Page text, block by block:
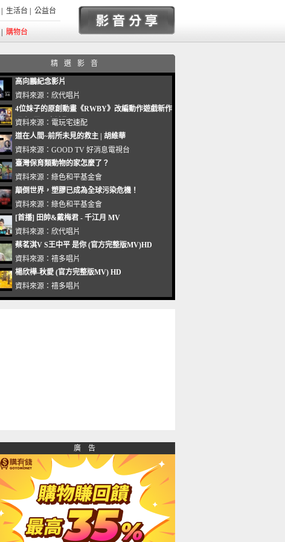
生活台 公益台
購物台
精選影音
高向鵬紀念影片
資料來源： 欣代唱片
4位妹子的原創動畫《RWBY》改編動作遊戲新作
曝光_電玩宅速配20221102
資料來源： 電玩宅速配
道在人間~前所未見的救主 | 胡維華
資料來源： GOOD TV 好消息電視台
臺灣保育類動物的家怎麼了？
資料來源： 綠色和平基金會
顛倒世界，塑膠已成為全球污染危機！
資料來源： 綠色和平基金會
[首播] 田帥&戴梅君 - 千江月 MV
資料來源： 欣代唱片
蔡茗淇V S王中平 是你 (官方完整版MV)HD
資料來源： 禧多唱片
楊欣樺-秋愛 (官方完整版MV) HD
資料來源： 禧多唱片
廣 告